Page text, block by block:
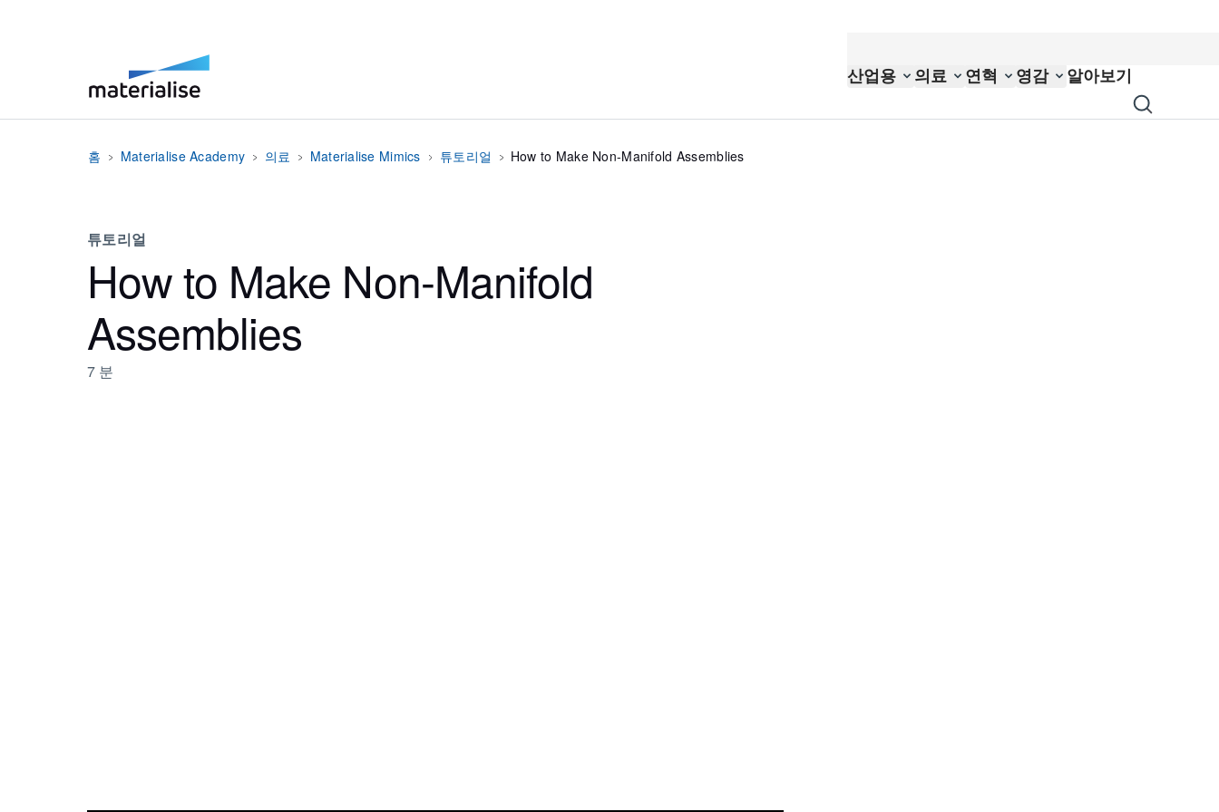
산업용 의료 연혁 영감 알아보기
홈 Materialise Academy 의료 Materialise Mimics 튜토리얼 How to Make Non-Manifold Assemblies
튜토리얼
How to Make Non-Manifold
Assemblies
7 분